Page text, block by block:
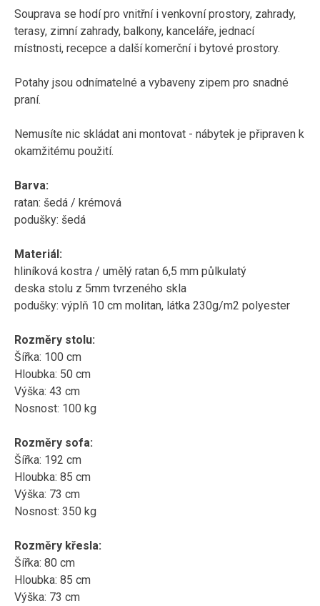
Souprava se hodí pro vnitřní i venkovní prostory, zahrady,
terasy, zimní zahrady, balkony, kanceláře, jednací
místnosti, recepce a další komerční i bytové prostory.
Potahy jsou odnímatelné a vybaveny zipem pro snadné
praní.
Nemusíte nic skládat ani montovat - nábytek je připraven k
okamžitému použití.
Barva:
ratan: šedá / krémová
podušky: šedá
Materiál:
hliníková kostra / umělý ratan 6,5 mm půlkulatý
deska stolu z 5mm tvrzeného skla
podušky: výplň 10 cm molitan, látka 230g/m2 polyester
Rozměry stolu:
Šířka: 100 cm
Hloubka: 50 cm
Výška: 43 cm
Nosnost: 100 kg
Rozměry sofa:
Šířka: 192 cm
Hloubka: 85 cm
Výška: 73 cm
Nosnost: 350 kg
Rozměry křesla:
Šířka: 80 cm
Hloubka: 85 cm
Výška: 73 cm